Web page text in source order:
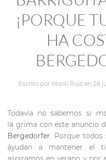
¡PORQUE
HA
Escrito por Monti Ruizen 28
Todavía no sabemos si
la grima con este anuncio
Bergedorfer. Porque todos
ayudan a mantener el